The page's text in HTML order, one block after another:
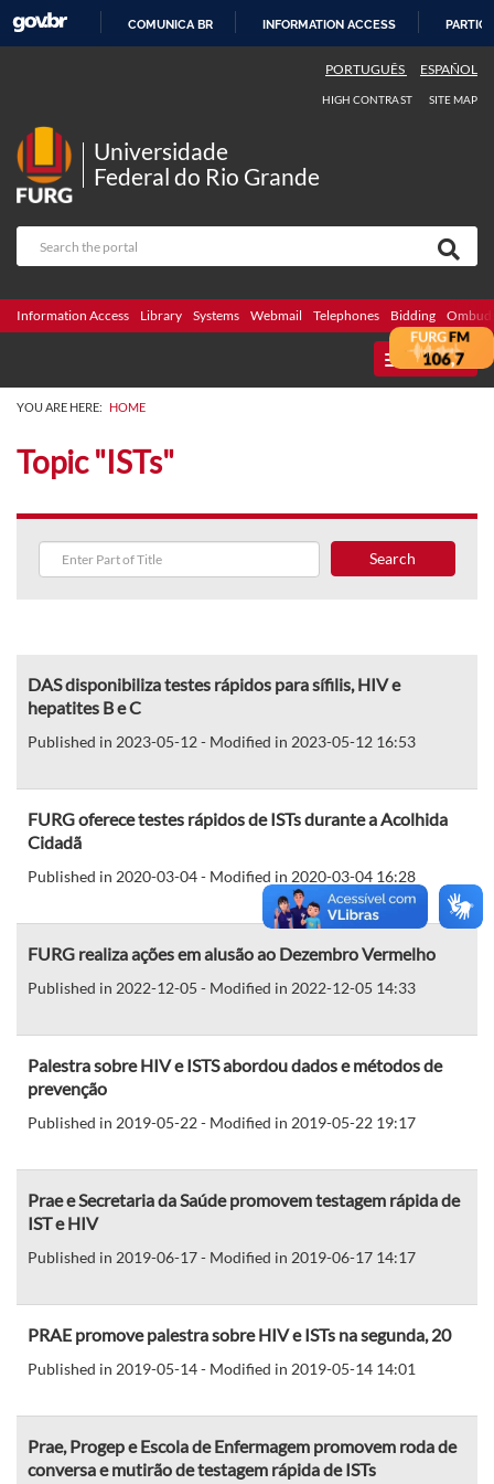
COMUNICA BR INFORMATION ACCESS
PORTUGUÊS ESPAÑOL
HIGH CONTRAST SITE MAP
Universidade
Federal do Rio Grande
Information Access Library Systems Webmail Telephones Bidding
MENU
YOU ARE HERE: HOME
Topic "ISTs"
Search
DAS disponibiliza testes rápidos para sífilis, HIV e
hepatites B e C
Published in 2023-05-12 - Modified in 2023-05-12 16:53
FURG oferece testes rápidos de ISTs durante a Acolhida
Cidadã
Published in 2020-03-04 - Modified in 2020-03-04 16:28
FURG realiza ações em alusão ao Dezembro Vermelho
Published in 2022-12-05 - Modified in 2022-12-05 14:33
Palestra sobre HIV e ISTS abordou dados e métodos de
prevenção
Published in 2019-05-22 - Modified in 2019-05-22 19:17
Prae e Secretaria da Saúde promovem testagem rápida de
IST e HIV
Published in 2019-06-17 - Modified in 2019-06-17 14:17
PRAE promove palestra sobre HIV e ISTs na segunda, 20
Published in 2019-05-14 - Modified in 2019-05-14 14:01
Prae, Progep e Escola de Enfermagem promovem roda de
conversa e mutirão de testagem rápida de ISTs